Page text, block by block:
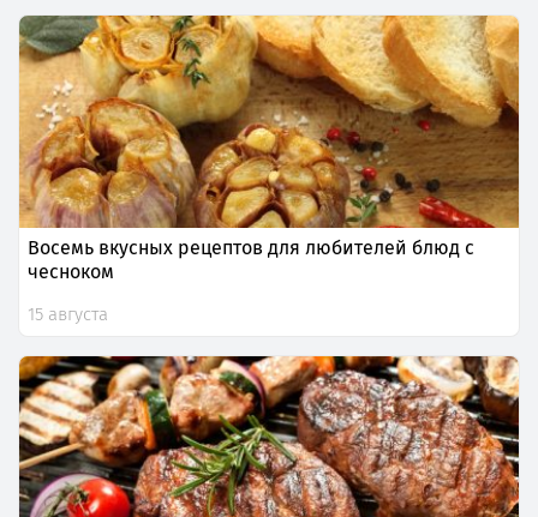
Восемь вкусных рецептов для любителей блюд с
чесноком
15 августа